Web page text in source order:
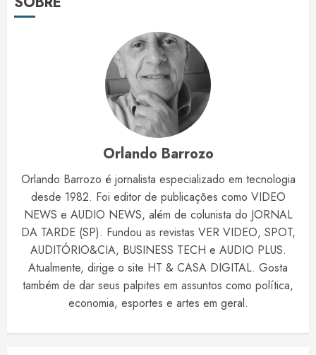
Orlando Barrozo
Orlando Barrozo é jornalista especializado em tecnologia
desde 1982. Foi editor de publicações como VIDEO
NEWS e AUDIO NEWS, além de colunista do JORNAL
DA TARDE (SP). Fundou as revistas VER VIDEO, SPOT,
AUDITÓRIO&CIA, BUSINESS TECH e AUDIO PLUS.
Atualmente, dirige o site HT & CASA DIGITAL. Gosta
também de dar seus palpites em assuntos como política,
economia, esportes e artes em geral.